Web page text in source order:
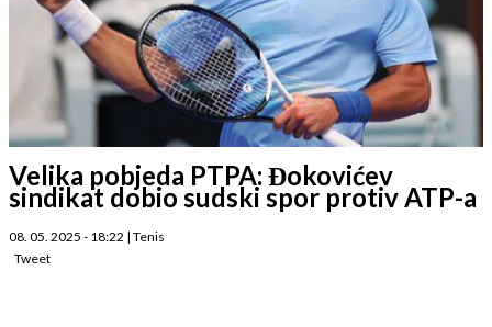
Velika pobjeda PTPA: Đokovićev
sindikat dobio sudski spor protiv ATP-a
08. 05. 2025 - 18:22 | Tenis
Tweet